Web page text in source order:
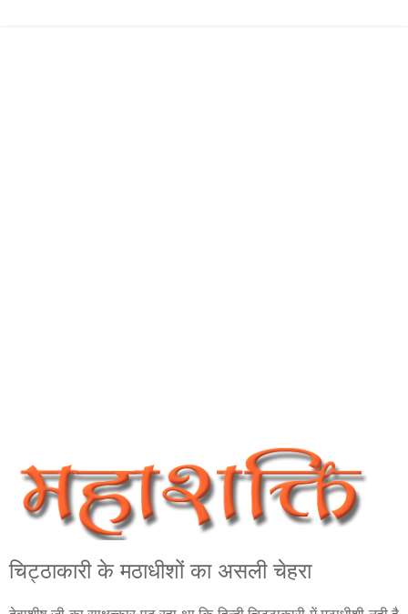
चिट्ठाकारी के मठाधीशों का असली चेहरा